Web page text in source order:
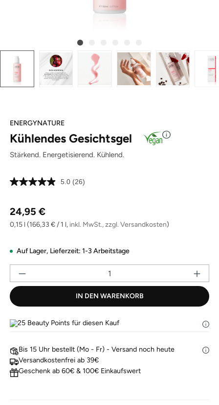
ENERGYNATURE
Kühlendes Gesichtsgel
Stärkend. Energetisierend. Kühlend.
5.0 26
derselben
(26)
Regulärer Preis:
24,95 €
0,15 l (166,33 € / 1 l, inkl. MwSt., zzgl. Versandkosten)
Auf Lager, Lieferzeit: 1-3 Arbeitstage
IN DEN WARENKORB
25 Beauty Points für diesen Kauf
Bis 15 Uhr bestellt (Mo - Fr) - Versand noch heute
Versandkostenfrei ab 39€
Geschenk ab 60€ & 100€ Einkaufswert